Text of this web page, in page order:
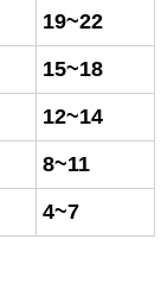
19~22
15~18
12~14
8~11
4~7